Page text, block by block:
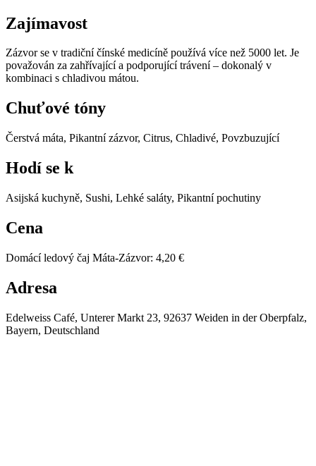
Zajímavost
Zázvor se v tradiční čínské medicíně používá více než 5000 let. Je
považován za zahřívající a podporující trávení – dokonalý v
kombinaci s chladivou mátou.
Chuťové tóny
Čerstvá máta, Pikantní zázvor, Citrus, Chladivé, Povzbuzující
Hodí se k
Asijská kuchyně, Sushi, Lehké saláty, Pikantní pochutiny
Cena
Domácí ledový čaj Máta-Zázvor: 4,20 €
Adresa
Edelweiss Café, Unterer Markt 23, 92637 Weiden in der Oberpfalz,
Bayern, Deutschland